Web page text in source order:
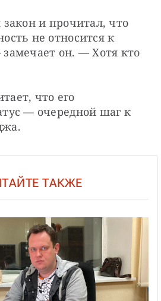
и прочитал, что
не относится к
он. — Хотя кто
что его
— очередной шаг к
ТАКЖЕ